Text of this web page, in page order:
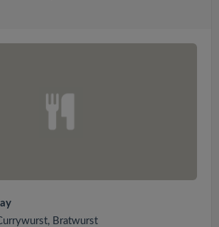
Bratwurst